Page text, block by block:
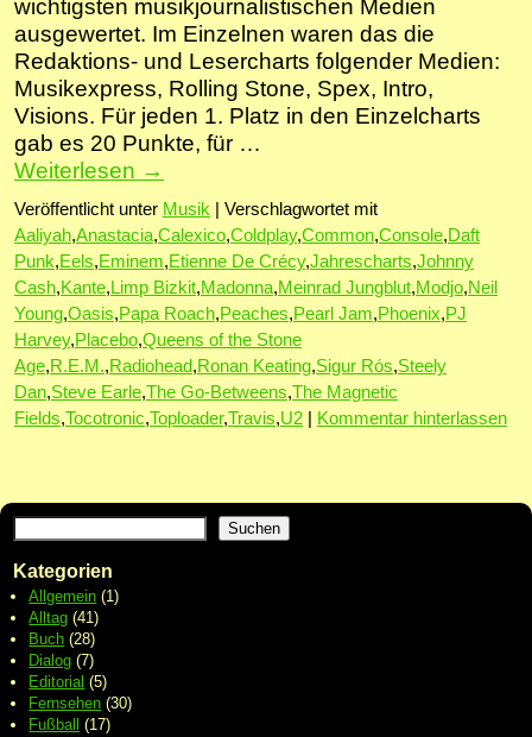
wichtigsten musikjournalistischen Medien
ausgewertet. Im Einzelnen waren das die
Redaktions- und Lesercharts folgender Medien:
Musikexpress, Rolling Stone, Spex, Intro,
Visions. Für jeden 1. Platz in den Einzelcharts
gab es 20 Punkte, für …
Weiterlesen →
Veröffentlicht unter Musik
Verschlagwortet mit
Aaliyah,Anastacia,Calexico,Coldplay,Common,Console,Daft
Punk,Eels,Eminem,Etienne De Crécy,Jahrescharts,Johnny
Cash,Kante, Limp Bizkit,Madonna,Meinrad Jungblut,Modjo,Neil
Young,Oasis,Papa Roach,Peaches,Pearl Jam,Phoenix,PJ
Harvey,Placebo,Queens of the Stone
Age,R.E.M.,Radiohead,Ronan Keating,Sigur Rós,Steely
Dan,Steve Earle,The Go-Betweens,The Magnetic
Fields,Tocotronic,Toploader,Travis,U2 Kommentar hinterlassen
Suchen
Kategorien
Allgemein (1)
Alltag (41)
Buch (28)
Dialog (7)
Editorial (5)
Fernsehen (30)
Fußball (17)